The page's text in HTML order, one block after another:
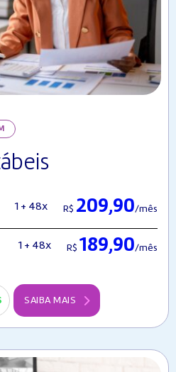
1 + 48x R$ 209,90/mês
1 + 48x R$ 189,90/mês
SAIBA MAIS